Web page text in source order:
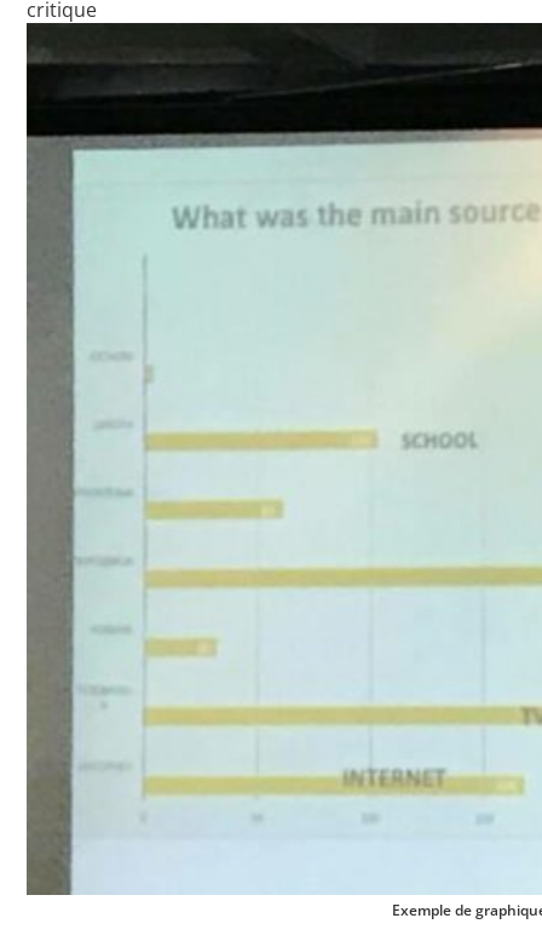
critique
Exemple de